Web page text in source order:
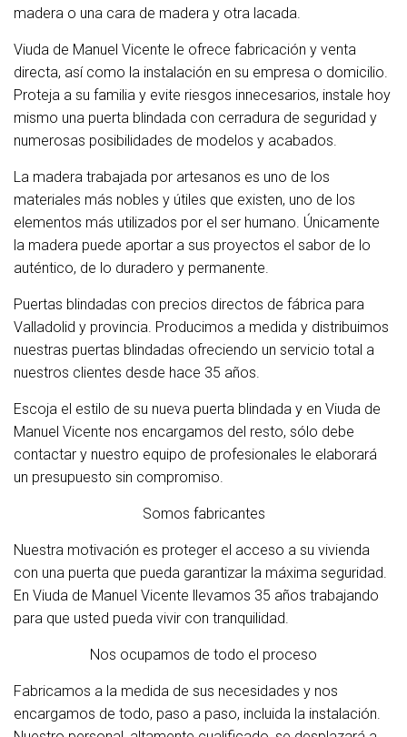
madera o una cara de madera y otra lacada.
Viuda de Manuel Vicente le ofrece fabricación y venta
directa, así como la instalación en su empresa o domicilio.
Proteja a su familia y evite riesgos innecesarios, instale hoy
mismo una puerta blindada con cerradura de seguridad y
numerosas posibilidades de modelos y acabados.
La madera trabajada por artesanos es uno de los
materiales más nobles y útiles que existen, uno de los
elementos más utilizados por el ser humano. Únicamente
la madera puede aportar a sus proyectos el sabor de lo
auténtico, de lo duradero y permanente.
Puertas blindadas con precios directos de fábrica para
Valladolid y provincia. Producimos a medida y distribuimos
nuestras puertas blindadas ofreciendo un servicio total a
nuestros clientes desde hace 35 años.
Escoja el estilo de su nueva puerta blindada y en Viuda de
Manuel Vicente nos encargamos del resto, sólo debe
contactar y nuestro equipo de profesionales le elaborará
un presupuesto sin compromiso.
Somos fabricantes
Nuestra motivación es proteger el acceso a su vivienda
con una puerta que pueda garantizar la máxima seguridad.
En Viuda de Manuel Vicente llevamos 35 años trabajando
para que usted pueda vivir con tranquilidad.
Nos ocupamos de todo el proceso
Fabricamos a la medida de sus necesidades y nos
encargamos de todo, paso a paso, incluida la instalación.